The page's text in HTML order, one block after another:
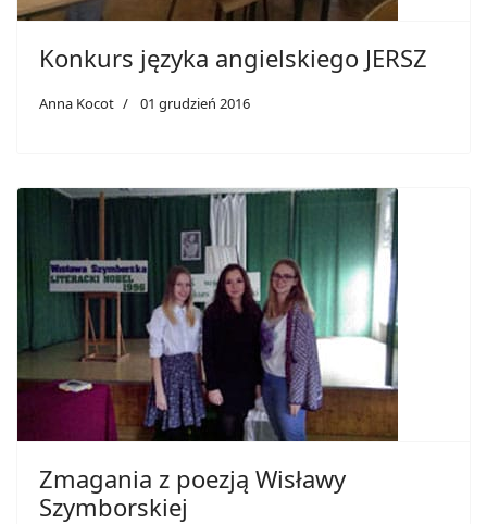
Konkurs języka angielskiego JERSZ
Anna Kocot 01 grudzień 2016
Zmagania z poezją Wisławy
Szymborskiej